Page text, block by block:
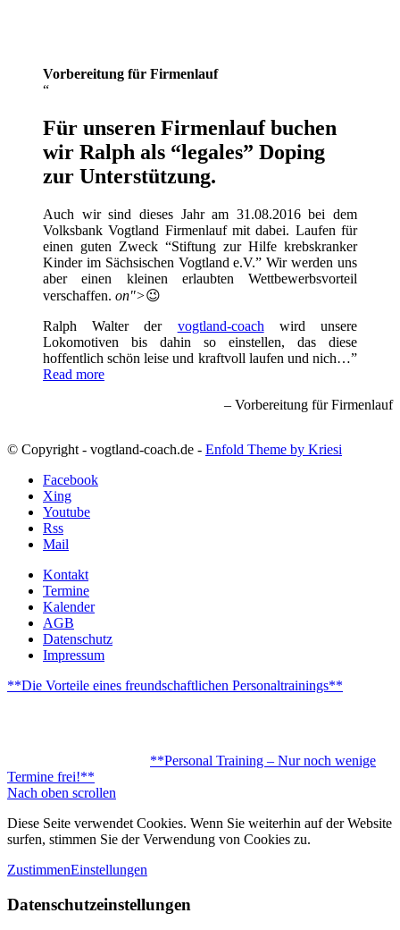
Vorbereitung für Firmenlauf
Für unseren Firmenlauf buchen
wir Ralph als “legales” Doping
zur Unterstützung.
Auch wir sind dieses Jahr am 31.08.2016 bei dem
Volksbank Vogtland Firmenlauf mit dabei. Laufen für
einen guten Zweck “Stiftung zur Hilfe krebskranker
Kinder im Sächsischen Vogtland e.V.” Wir werden uns
aber einen kleinen erlaubten Wettbewerbsvorteil
verschaffen. on">😉
Ralph Walter der vogtland-coach wird unsere
Lokomotiven bis dahin so einstellen, das diese
hoffentlich schön leise und kraftvoll laufen und nich…
Read more
Vorbereitung für Firmenlauf
© Copyright - vogtland-coach.de - Enfold Theme by Kriesi
Facebook
Xing
Youtube
Rss
Mail
Kontakt
Termine
Kalender
AGB
Datenschutz
Impressum
**Die Vorteile eines freundschaftlichen Personaltrainings**
**Personal Training – Nur noch wenige
Termine frei!**
Nach oben scrollen
Diese Seite verwendet Cookies. Wenn Sie weiterhin auf der Website
surfen, stimmen Sie der Verwendung von Cookies zu.
ZustimmenEinstellungen
Datenschutzeinstellungen